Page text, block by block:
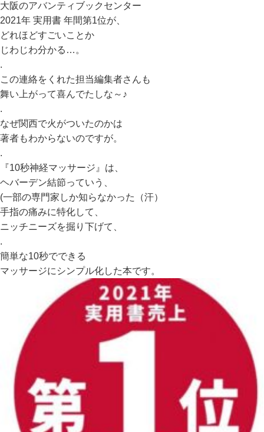
大阪のアバンティブックセンター
2021年 実用書 年間第1位が、
どれほどすごいことか
じわじわ分かる…。
.
この連絡をくれた担当編集者さんも
舞い上がって喜んでたしな～♪
.
なぜ関西で火がついたのかは
著者もわからないのですが。
.
『10秒神経マッサージ』は、
ヘバーデン結節っていう、
(一部の専門家しか知らなかった（汗）
手指の痛みに特化して、
ニッチニーズを掘り下げて、
.
簡単な10秒でできる
マッサージにシンプル化した本です。